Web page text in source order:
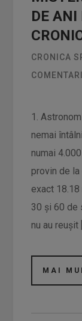
DE
CRONICA
1.
nemai
numai
provin de
exact
30 și 60 de
nu au reușit
MAI